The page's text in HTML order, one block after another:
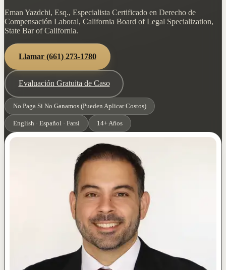
Eman Yazdchi, Esq., Especialista Certificado en Derecho de
Compensación Laboral, California Board of Legal Specialization,
State Bar of California.
Llamar (661) 273-1780
Evaluación Gratuita de Caso
No Paga Si No Ganamos (Pueden Aplicar Costos)
English · Español · Farsi 14+ Años